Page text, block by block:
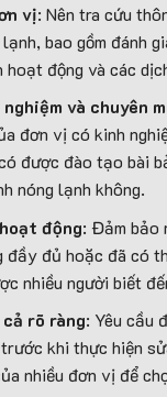
vị: Nên tra cứu
bao gồm đánh
động và các
và chuyên
đơn vị có kinh
được đào tạo bài
nóng lạnh không.
động: Đảm bảo
đầy đủ hoặc đã có
nhiều người biết
rõ ràng: Yêu cầu
khi thực hiện
nhiều đơn vị để